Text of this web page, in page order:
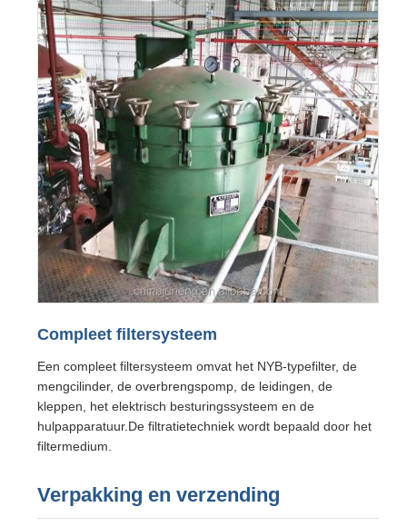
Compleet filtersysteem
Een compleet filtersysteem omvat het NYB-typefilter, de
mengcilinder, de overbrengspomp, de leidingen, de
kleppen, het elektrisch besturingssysteem en de
hulpapparatuur.De filtratietechniek wordt bepaald door het
filtermedium.
Verpakking en verzending